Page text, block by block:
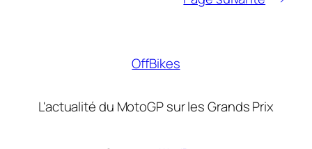
OffBikes
L'actualité du MotoGP sur les Grands Prix